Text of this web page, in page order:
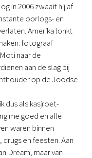
in 2006 zwaait hij af.
oorlogs- en
Amerika lonkt
fotograaf
naar de
aan de slag bij
op de Joodse
dus als kasjroet-
me goed en alle
waren binnen
en feesten. Aan
Dream, maar van